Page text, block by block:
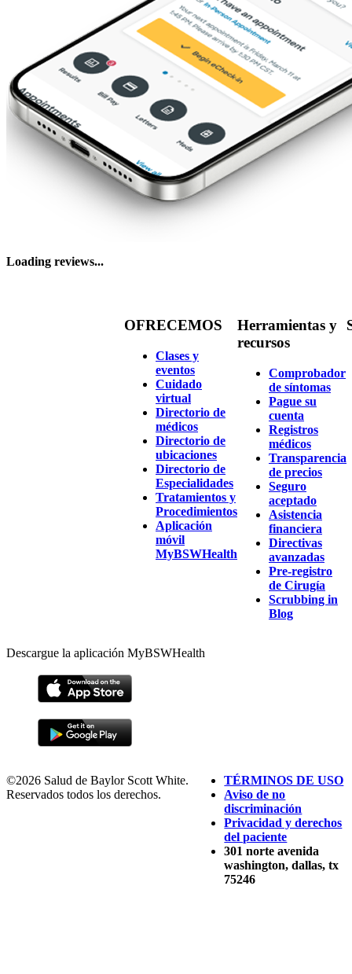
Loading reviews...
OFRECEMOS
Clases y
eventos
Cuidado
virtual
Directorio de
médicos
Directorio de
ubicaciones
Directorio de
Especialidades
Tratamientos y
Procedimientos
Aplicación
móvil
MyBSWHealth
Herramientas y
recursos
Comprobador
de síntomas
Pague su
cuenta
Registros
médicos
Transparencia
de precios
Seguro
aceptado
Asistencia
financiera
Directivas
avanzadas
Pre-registro
de Cirugía
Scrubbing in
Blog
Descargue la aplicación MyBSWHealth
©2026 Salud de Baylor Scott White.
Reservados todos los derechos.
TÉRMINOS DE USO
Aviso de no
discriminación
Privacidad y derechos
del paciente
301 norte avenida
washington, dallas, tx
75246